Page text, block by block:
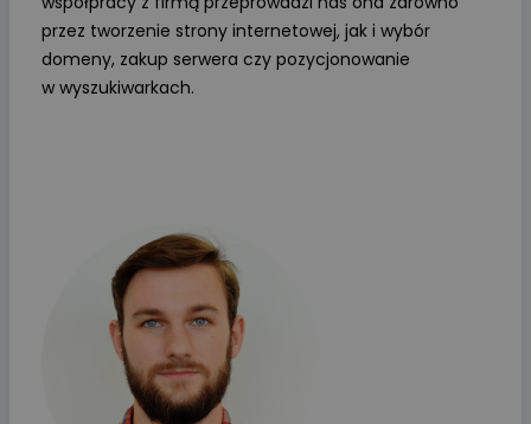
przez tworzenie strony internetowej, jak i wybór
domeny, zakup serwera czy pozycjonowanie
w wyszukiwarkach.